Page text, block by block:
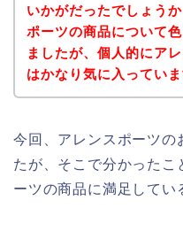
いかがだったでしょう
ポーツの商品について
ましたが、個人的にア
はかなり気に入っていま
今回、アレンスポーツの
たが、そこで分かったこ
ーツの商品に満足してい